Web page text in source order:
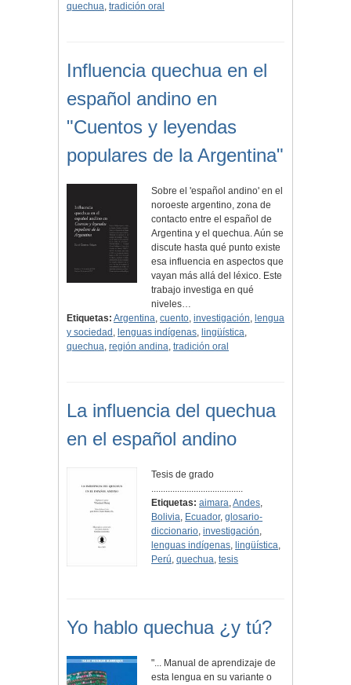
quechua, tradición oral
Influencia quechua en el
español andino en
"Cuentos y leyendas
populares de la Argentina"
Sobre el 'español andino' en el
noroeste argentino, zona de
contacto entre el español de
Argentina y el quechua. Aún se
discute hasta qué punto existe
esa influencia en aspectos que
vayan más allá del léxico. Este
trabajo investiga en qué
niveles…
Etiquetas: Argentina, cuento, investigación, lengua
y sociedad , lenguas indígenas, lingüística,
quechua, región andina, tradición oral
La influencia del quechua
en el español andino
Tesis de grado
.......................................
Etiquetas: aimara,Andes,
Bolivia, Ecuador,glosario-
diccionario,investigación,
lenguas indígenas, lingüística,
Perú,quechua,tesis
Yo hablo quechua ¿y tú?
"... Manual de aprendizaje de
esta lengua en su variante o